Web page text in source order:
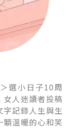
選小日子10周
人迷讀者投稿
記錄人生與生
顆溫暖的心和笑